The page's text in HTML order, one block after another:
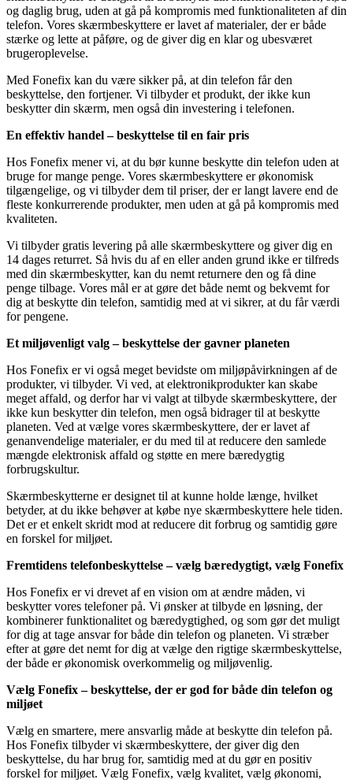
og daglig brug, uden at gå på kompromis med funktionaliteten af din
telefon. Vores skærmbeskyttere er lavet af materialer, der er både
stærke og lette at påføre, og de giver dig en klar og ubesværet
brugeroplevelse.
Med Fonefix kan du være sikker på, at din telefon får den
beskyttelse, den fortjener. Vi tilbyder et produkt, der ikke kun
beskytter din skærm, men også din investering i telefonen.
En effektiv handel – beskyttelse til en fair pris
Hos Fonefix mener vi, at du bør kunne beskytte din telefon uden at
bruge for mange penge. Vores skærmbeskyttere er økonomisk
tilgængelige, og vi tilbyder dem til priser, der er langt lavere end de
fleste konkurrerende produkter, men uden at gå på kompromis med
kvaliteten.
Vi tilbyder gratis levering på alle skærmbeskyttere og giver dig en
14 dages returret. Så hvis du af en eller anden grund ikke er tilfreds
med din skærmbeskytter, kan du nemt returnere den og få dine
penge tilbage. Vores mål er at gøre det både nemt og bekvemt for
dig at beskytte din telefon, samtidig med at vi sikrer, at du får værdi
for pengene.
Et miljøvenligt valg – beskyttelse der gavner planeten
Hos Fonefix er vi også meget bevidste om miljøpåvirkningen af de
produkter, vi tilbyder. Vi ved, at elektronikprodukter kan skabe
meget affald, og derfor har vi valgt at tilbyde skærmbeskyttere, der
ikke kun beskytter din telefon, men også bidrager til at beskytte
planeten. Ved at vælge vores skærmbeskyttere, der er lavet af
genanvendelige materialer, er du med til at reducere den samlede
mængde elektronisk affald og støtte en mere bæredygtig
forbrugskultur.
Skærmbeskytterne er designet til at kunne holde længe, hvilket
betyder, at du ikke behøver at købe nye skærmbeskyttere hele tiden.
Det er et enkelt skridt mod at reducere dit forbrug og samtidig gøre
en forskel for miljøet.
Fremtidens telefonbeskyttelse – vælg bæredygtigt, vælg Fonefix
Hos Fonefix er vi drevet af en vision om at ændre måden, vi
beskytter vores telefoner på. Vi ønsker at tilbyde en løsning, der
kombinerer funktionalitet og bæredygtighed, og som gør det muligt
for dig at tage ansvar for både din telefon og planeten. Vi stræber
efter at gøre det nemt for dig at vælge den rigtige skærmbeskyttelse,
der både er økonomisk overkommelig og miljøvenlig.
Vælg Fonefix – beskyttelse, der er god for både din telefon og
miljøet
Vælg en smartere, mere ansvarlig måde at beskytte din telefon på.
Hos Fonefix tilbyder vi skærmbeskyttere, der giver dig den
beskyttelse, du har brug for, samtidig med at du gør en positiv
forskel for miljøet. Vælg Fonefix, vælg kvalitet, vælg økonomi,